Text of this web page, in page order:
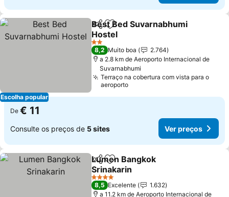
Escolha popular
PartilharAdicionar aos favoritos
Best Bed Suvarnabhumi
Hostel
2 Estrelas
8,2 Muito boa
2.764
a 2.8 km de Aeroporto Internacional de
Suvarnabhumi
Terraço na cobertura com vista para o
aeroporto
De € 11
Consulte os preços de 5 sites Ver preços
PartilharAdicionar aos favoritos
Lumen Bangkok
Srinakarin
4 Estrelas
8,5 Excelente
1.632
a 11.2 km de Aeroporto Internacional de